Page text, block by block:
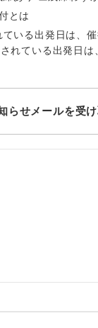
とは
いる出発日は、催
れている出発日
らせメールを受